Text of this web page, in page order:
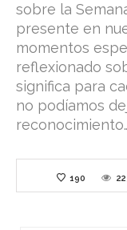
sobre la
presente en
momentos
reflexionado
significa para
no podíamos
190